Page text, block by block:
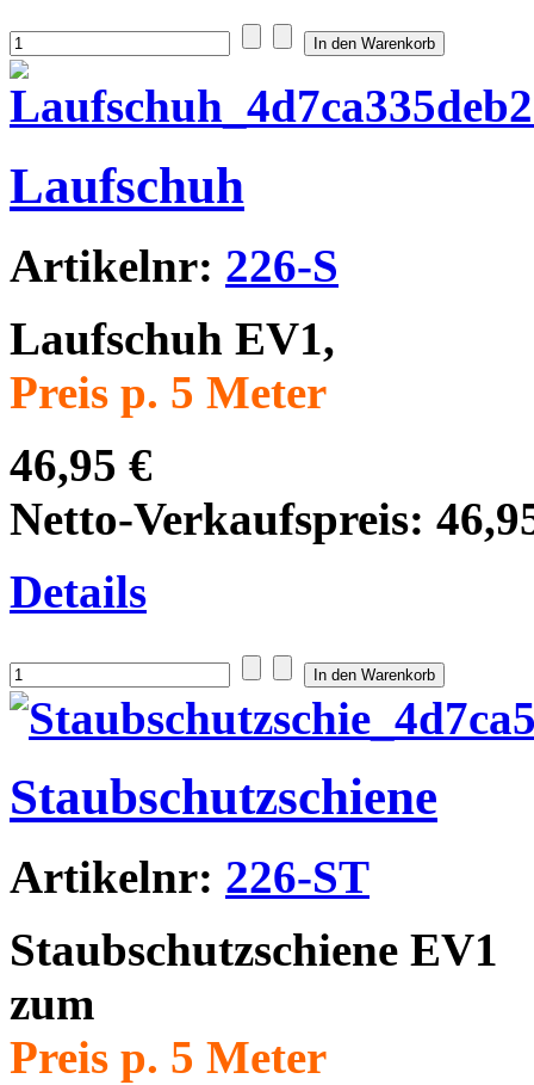
Laufschuh
Artikelnr: 226-S
Laufschuh EV1,
Preis p. 5 Meter
46,95 €
Netto-Verkaufspreis:
Details
Staubschutzschiene
Artikelnr: 226-ST
Staubschutzschiene EV1
zum
Preis p. 5 Meter